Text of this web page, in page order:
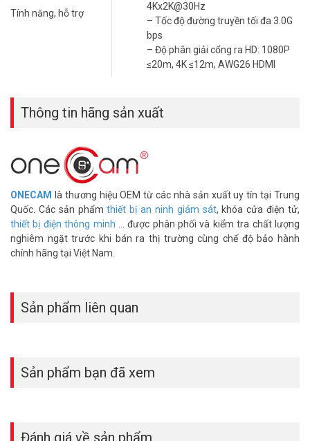
Tính năng, hỗ trợ
4Kx2K@30Hz
– Tốc độ đường truyền tối đa 3.0G
bps
– Độ phân giải cổng ra HD: 1080P
≤20m, 4K ≤12m, AWG26 HDMI
Thông tin hãng sản xuất
ONECAM
là thương hiệu OEM từ các nhà sản xuất uy tín tại Trung
Quốc. Các sản phẩmthiết bị an ninh giám sát, khóa cửa điện tử,
thiết bị điện thông minh ... được phân phối và kiểm tra chất lượng
nghiêm ngặt trước khi bán ra thị trường cùng chế độ bảo hành
chính hãng tại Việt Nam.
Sản phẩm liên quan
Sản phẩm bạn đã xem
Đánh giá về sản phẩm